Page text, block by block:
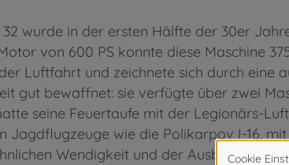
32 wurde in der ersten Hälfte der 30er
von 600 PS konnte diese Maschine
Luftfahrt und zeichnete sich durch eine
gut bewaffnet: sie verfügte über zwei
seine Feuertaufe mit der Legionärs-
Jagdflugzeuge wie die Polikarpov I-16,
Wendigkeit und der Ausbildung